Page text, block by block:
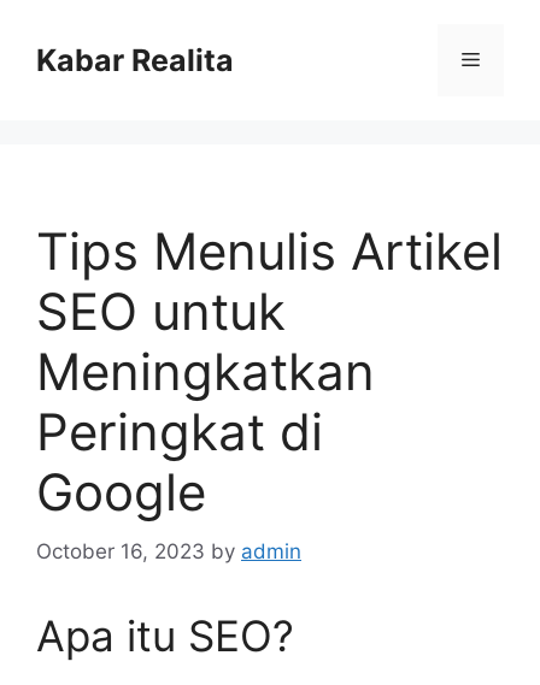
contentKabar Realita Menu
Tips Menulis Artikel
SEO untuk
Meningkatkan
Peringkat di
Google
October 16, 2023 by admin
Apa itu SEO?